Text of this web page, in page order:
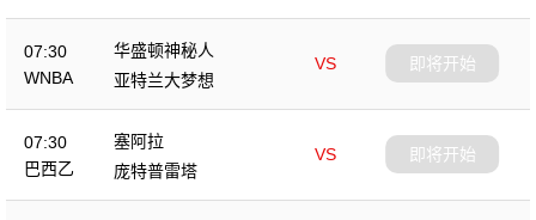
07:30
WNBA
华盛顿神秘人
VS
亚特兰大梦想
即将开始
07:30
巴西乙
塞阿拉
VS
庞特普雷塔
即将开始